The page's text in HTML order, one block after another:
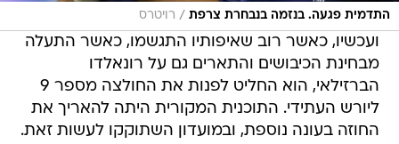
התדמית פגעה. בנזמה בנבחרת צרפת / רויטרס
ועכשיו, כאשר רוב שאיפותיו התגשמו, כאשר התעלה
מבחינת הכיבושים והתארים גם על רונאלדו
הברזילאי, הוא החליט לפנות את החולצה מספר 9
ליורש העתידי. התוכנית המקורית היתה להאריך את
החוזה בעונה נוספת, ובמועדון השתוקקו לעשות זאת.